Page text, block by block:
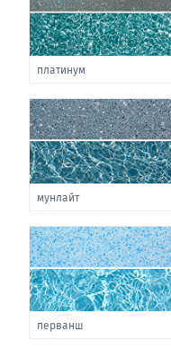
платинум
мунлайт
перванш